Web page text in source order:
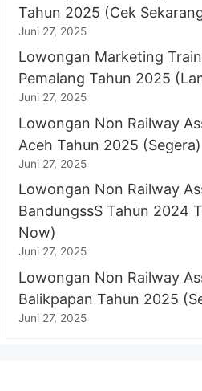
Tahun 2025 (Cek
Juni 27, 2025
Lowongan Marketing
Pemalang Tahun 2025
Juni 27, 2025
Lowongan Non Railway
Aceh Tahun 2025 (Segera)
Juni 27, 2025
Lowongan Non Railway
BandungssS Tahun 2024
Now)
Juni 27, 2025
Lowongan Non Railway
Balikpapan Tahun 2025
Juni 27, 2025